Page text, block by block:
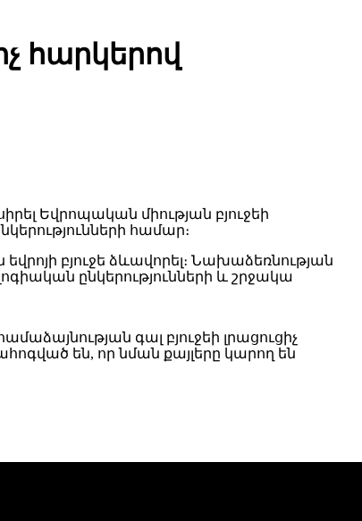
հարկերով
Եվրոպական միության բյուջեի
համար։
բյուջե ձևավորել։ Նախաձեռնության
ընկերությունների և շրջակա
գալ բյուջեի լրացուցիչ
են, որ նման քայլերը կարող են